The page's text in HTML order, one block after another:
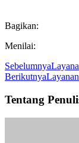
Bagikan:
Menilai:
Sebelumnya
Berikutnya
Tentang